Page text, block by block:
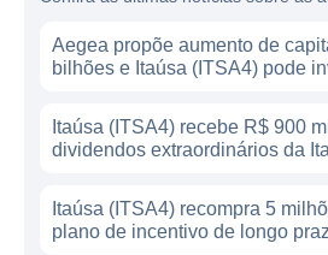
Aegea propõe aumento de
bilhões e Itaúsa (ITSA4) pode
Itaúsa (ITSA4) recebe R$ 900
dividendos extraordinários da
Itaúsa (ITSA4) recompra 5
plano de incentivo de longo